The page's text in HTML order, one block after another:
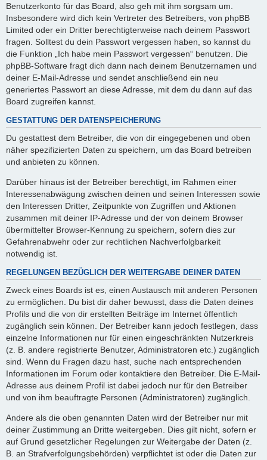
Benutzerkonto für das Board, also geh mit ihm sorgsam um.
Insbesondere wird dich kein Vertreter des Betreibers, von phpBB
Limited oder ein Dritter berechtigterweise nach deinem Passwort
fragen. Solltest du dein Passwort vergessen haben, so kannst du
die Funktion „Ich habe mein Passwort vergessen“ benutzen. Die
phpBB-Software fragt dich dann nach deinem Benutzernamen und
deiner E-Mail-Adresse und sendet anschließend ein neu
generiertes Passwort an diese Adresse, mit dem du dann auf das
Board zugreifen kannst.
GESTATTUNG DER DATENSPEICHERUNG
Du gestattest dem Betreiber, die von dir eingegebenen und oben
näher spezifizierten Daten zu speichern, um das Board betreiben
und anbieten zu können.
Darüber hinaus ist der Betreiber berechtigt, im Rahmen einer
Interessenabwägung zwischen deinen und seinen Interessen sowie
den Interessen Dritter, Zeitpunkte von Zugriffen und Aktionen
zusammen mit deiner IP-Adresse und der von deinem Browser
übermittelter Browser-Kennung zu speichern, sofern dies zur
Gefahrenabwehr oder zur rechtlichen Nachverfolgbarkeit
notwendig ist.
REGELUNGEN BEZÜGLICH DER WEITERGABE DEINER DATEN
Zweck eines Boards ist es, einen Austausch mit anderen Personen
zu ermöglichen. Du bist dir daher bewusst, dass die Daten deines
Profils und die von dir erstellten Beiträge im Internet öffentlich
zugänglich sein können. Der Betreiber kann jedoch festlegen, dass
einzelne Informationen nur für einen eingeschränkten Nutzerkreis
(z. B. andere registrierte Benutzer, Administratoren etc.) zugänglich
sind. Wenn du Fragen dazu hast, suche nach entsprechenden
Informationen im Forum oder kontaktiere den Betreiber. Die E-Mail-
Adresse aus deinem Profil ist dabei jedoch nur für den Betreiber
und von ihm beauftragte Personen (Administratoren) zugänglich.
Andere als die oben genannten Daten wird der Betreiber nur mit
deiner Zustimmung an Dritte weitergeben. Dies gilt nicht, sofern er
auf Grund gesetzlicher Regelungen zur Weitergabe der Daten (z.
B. an Strafverfolgungsbehörden) verpflichtet ist oder die Daten zur